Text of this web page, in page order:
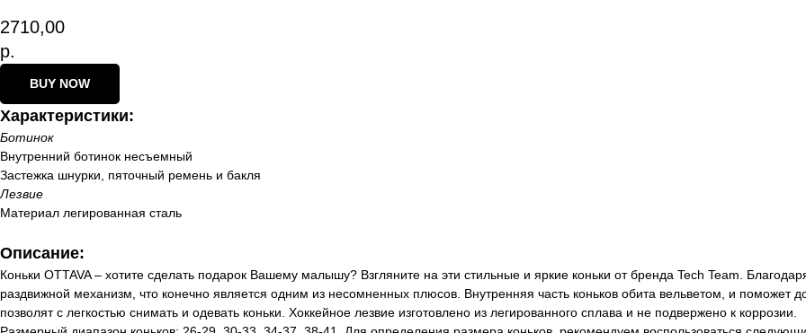
2710,00
р.
BUY NOW
Характеристики:
Ботинок
Внутренний ботинок несъемный
Застежка шнурки, пяточный ремень и бакля
Лезвие
Материал легированная сталь
Описание:
Коньки OTTAVA – хотите сделать подарок Вашему малышу? Взгляните на эти стильные и яркие коньки от бренда Tech Team.
раздвижной механизм, что конечно является одним из несомненных плюсов. Внутренняя часть коньков обита вельветом, и поможет
позволят с легкостью снимать и одевать коньки. Хоккейное лезвие изготовлено из легированного сплава и не подвержено к коррозии.